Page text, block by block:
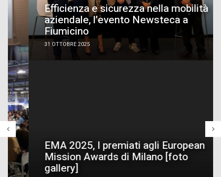
31 OTTOBRE 2025
Efficienza e sicurezza nella mobilità
aziendale, l’evento Newsteca a
Fiumicino
EMA 2025, I premiati agli European
Mission Awards di Milano [foto
gallery]